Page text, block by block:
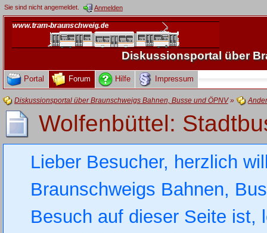
Sie sind nicht angemeldet. Anmelden
Diskussionsportal über
Portal Forum Hilfe Impressum
Diskussionsportal über Braunschweigs Bahnen, Busse und ÖPNV»
Wolfenbüttel:
Lieber Besucher, herzlich
Braunschweigs Bahnen,
Besuch auf dieser Seite